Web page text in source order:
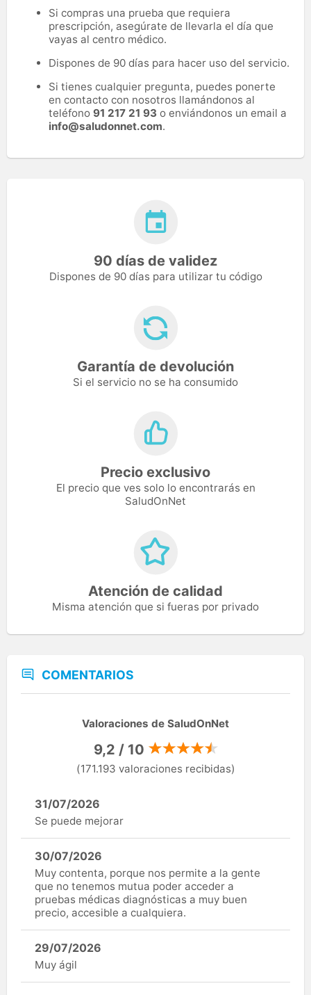
Si compras una prueba que requiera
prescripción, asegúrate de llevarla el día que
vayas al centro médico.
Dispones de 90 días para hacer uso del servicio.
Si tienes cualquier pregunta, puedes ponerte
en contacto con nosotros llamándonos al
teléfono 91 217 21 93 o enviándonos un email a
info@saludonnet.com.
90 días de validez
Dispones de 90 días para utilizar tu código
Garantía de devolución
Si el servicio no se ha consumido
Precio exclusivo
El precio que ves solo lo encontrarás en
SaludOnNet
Atención de calidad
Misma atención que si fueras por privado
COMENTARIOS
Valoraciones de SaludOnNet
9,2 / 10
(171.193 valoraciones recibidas)
31/07/2026
Se puede mejorar
30/07/2026
Muy contenta, porque nos permite a la gente
que no tenemos mutua poder acceder a
pruebas médicas diagnósticas a muy buen
precio, accesible a cualquiera.
29/07/2026
Muy ágil